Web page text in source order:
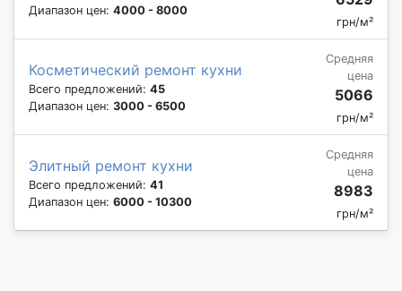
Диапазон цен: 4000 - 8000
грн/м²
Косметический ремонт кухни
Всего предложений: 45
Диапазон цен: 3000 - 6500
Средняя
цена
5066
грн/м²
Элитный ремонт кухни
Всего предложений: 41
Диапазон цен: 6000 - 10300
Средняя
цена
8983
грн/м²